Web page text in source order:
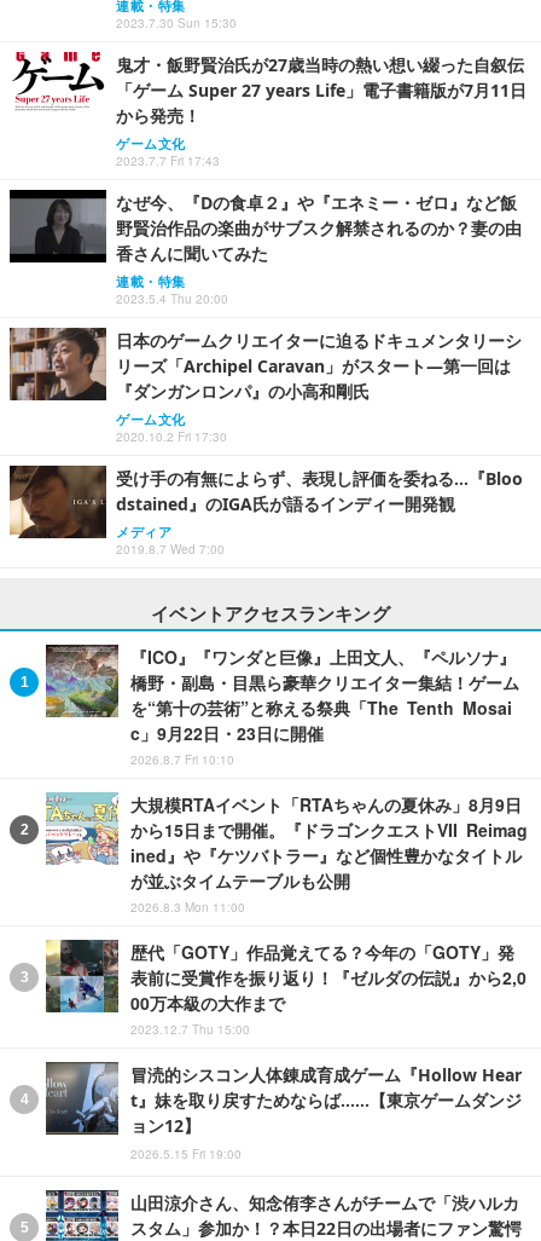
連載・特集
2023.7.30 Sun 15:30
鬼才・飯野賢治氏が27歳当時の熱い想い綴った自叙伝
「ゲーム Super 27 years Life」電子書籍版が7月11日
から発売！
ゲーム文化
2023.7.7 Fri 17:43
なぜ今、『Dの食卓２』や『エネミー・ゼロ』など飯
野賢治作品の楽曲がサブスク解禁されるのか？妻の由
香さんに聞いてみた
連載・特集
2023.5.4 Thu 20:00
日本のゲームクリエイターに迫るドキュメンタリーシ
リーズ「Archipel Caravan」がスタート―第一回は
『ダンガンロンパ』の小高和剛氏
ゲーム文化
2020.10.2 Fri 17:30
受け手の有無によらず、表現し評価を委ねる…『Bloo
dstained』のIGA氏が語るインディー開発観
メディア
2019.8.7 Wed 7:00
イベントアクセスランキング
『ICO』『ワンダと巨像』上田文人、『ペルソナ』
橋野・副島・目黒ら豪華クリエイター集結！ゲーム
を“第十の芸術”と称える祭典「The Tenth Mosai
c」9月22日・23日に開催
2026.8.7 Fri 10:10
大規模RTAイベント「RTAちゃんの夏休み」8月9日
から15日まで開催。『ドラゴンクエストVII Reimag
ined』や『ケツバトラー』など個性豊かなタイトル
が並ぶタイムテーブルも公開
2026.8.3 Mon 11:00
歴代「GOTY」作品覚えてる？今年の「GOTY」発
表前に受賞作を振り返り！『ゼルダの伝説』から2,0
00万本級の大作まで
2023.12.7 Thu 15:00
冒涜的シスコン人体錬成育成ゲーム『Hollow Hear
t』妹を取り戻すためならば……【東京ゲームダンジ
ョン12】
2026.5.15 Fri 19:00
山田涼介さん、知念侑李さんがチームで「渋ハルカ
スタム」参加か！？本日22日の出場者にファン驚愕